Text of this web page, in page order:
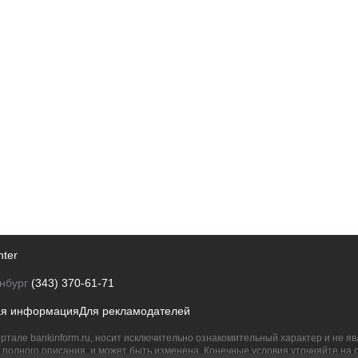
(343) 370-61-71
информацияДля рекламодателей
bankinform.ru, носит исключительно ознакомительный характер и не
описания, и может быть изменена. Конечные условия уточняйте на